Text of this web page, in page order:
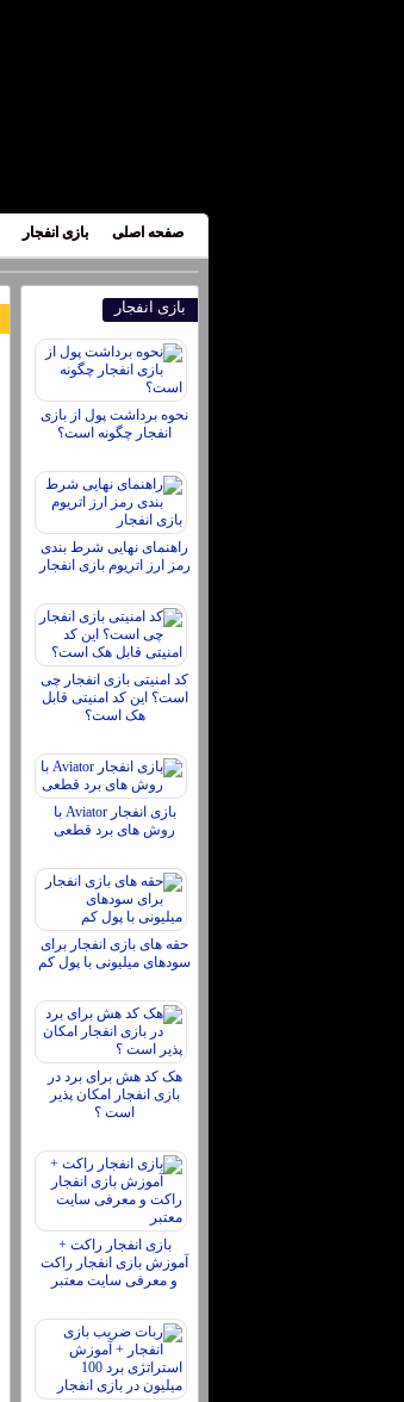
صفحه اصلی بازی انفجار
بازی انفجار
نحوه برداشت پول از بازی
انفجار چگونه است؟
راهنمای نهایی شرط بندی
رمز ارز اتریوم بازی انفجار
کد امنیتی بازی انفجار چی
است؟ این کد امنیتی قابل
هک است؟
بازی انفجار Aviator با
روش های برد قطعی
حقه های بازی انفجار برای
سودهای میلیونی با پول کم
هک کد هش برای برد در
بازی انفجار امکان پذیر
است ؟
بازی انفجار راکت +
آموزش بازی انفجار راکت
و معرفی سایت معتبر